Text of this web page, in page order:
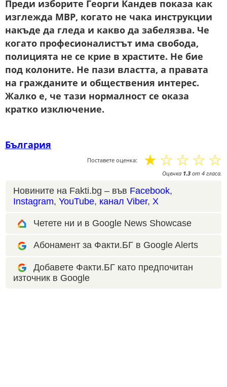
Преди изборите Георги Кандев показа как
изглежда МВР, когато не чака инструкции
накъде да гледа и какво да забелязва. Че
когато професионалистът има свобода,
полицията не се крие в храстите. Не бие
под колоните. Не пази властта, а правата
на гражданите и обществения интерес.
Жалко е, че тази нормалност се оказа
кратко изключение.
България
Поставете оценка: ☆
☆
☆
☆
☆
Оценка 1.3 от 4 гласа.
Новините на Fakti.bg – във Facebook,
Instagram, YouTube, канал Viber, X
Четете ни и в Google News Showcase
Абонамент за Факти.БГ в Google Alerts
Добавете Факти.БГ като предпочитан
източник в Google